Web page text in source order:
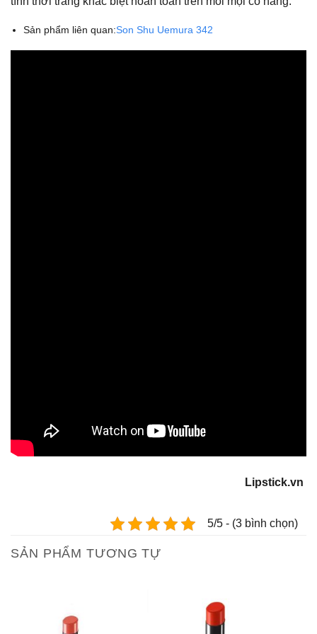
Sản phẩm liên quan:Son Shu Uemura 342
Lipstick.vn
5/5 - (3 bình chọn)
SẢN PHẨM TƯƠNG TỰ